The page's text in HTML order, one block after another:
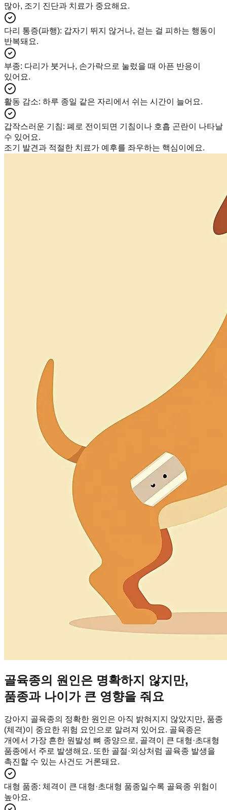
많아, 조기 진단과 치료가 중요해요.
다리 통증(파행): 갑자기 뛰지 않거나, 걷는 걸 피하는 행동이
반복돼요.
부종: 다리가 붓거나, 손가락으로 눌렀을 때 아픈 반응이
있어요.
활동 감소: 하루 종일 같은 자리에서 쉬는 시간이 늘어요.
갑작스러운 기침: 폐로 전이되면 기침이나 호흡 곤란이 나타날
수 있어요.
조기 발견과 적절한 치료가 예후를 좌우하는 핵심이에요.
골육종의 원인은 명확하지 않지만,
품종과 나이가 큰 영향을 줘요
강아지 골육종의 정확한 원인은 아직 밝혀지지 않았지만, 품종
(체격)이 중요한 위험 요인으로 알려져 있어요. 골육종은
개에서 가장 흔한 원발성 뼈 종양으로, 골격이 큰 대형·초대형
품종에서 주로 발생해요. 또한 골절·외상처럼 골육종 발생을
촉진할 수 있는 사건도 거론돼요.
대형 품종: 체격이 큰 대형·초대형 품종일수록 골육종 위험이
높아요.